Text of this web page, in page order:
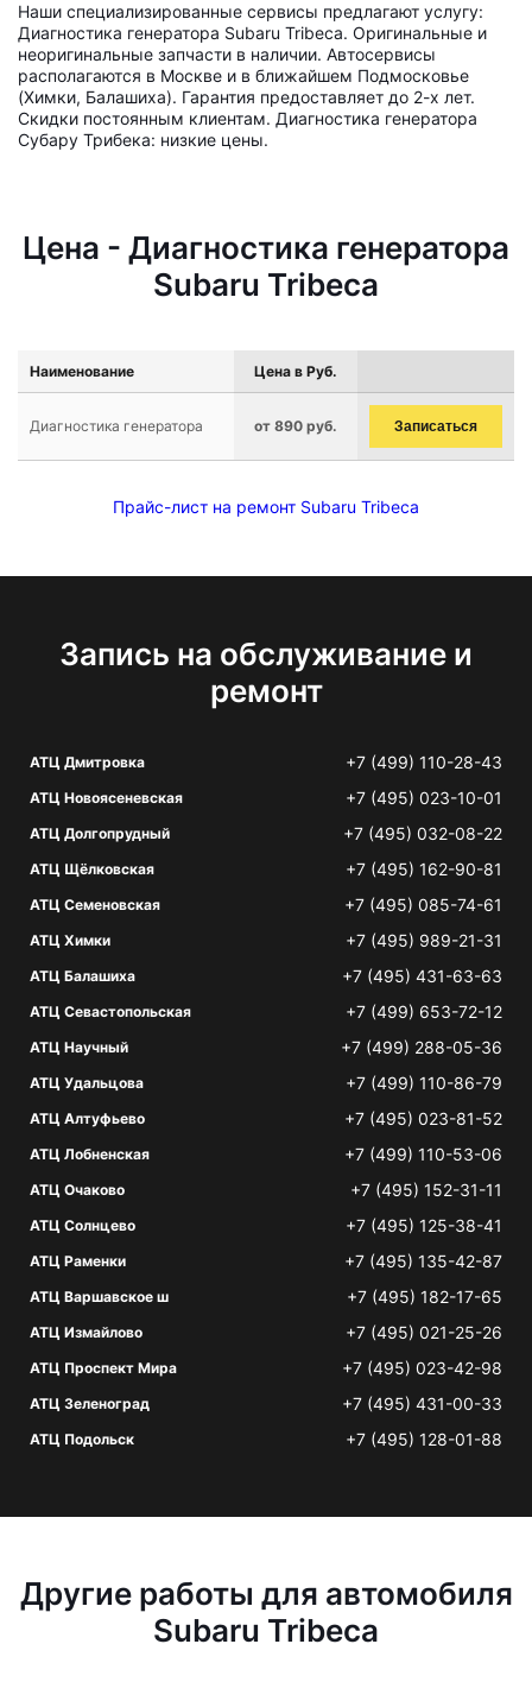
Наши специализированные сервисы предлагают услугу:
Диагностика генератора Subaru Tribeca. Оригинальные и
неоригинальные запчасти в наличии. Автосервисы
располагаются в Москве и в ближайшем Подмосковье
(Химки, Балашиха). Гарантия предоставляет до 2-х лет.
Скидки постоянным клиентам. Диагностика генератора
Субару Трибека: низкие цены.
Цена - Диагностика генератора
Subaru Tribeca
Наименование Цена в Руб.
Диагностика генератора от 890 руб. Записаться
Прайс-лист на ремонт Subaru Tribeca
Запись на обслуживание и
ремонт
АТЦ Дмитровка +7 (499) 110-28-43
АТЦ Новоясеневская +7 (495) 023-10-01
АТЦ Долгопрудный +7 (495) 032-08-22
АТЦ Щёлковская +7 (495) 162-90-81
АТЦ Семеновская +7 (495) 085-74-61
АТЦ Химки +7 (495) 989-21-31
АТЦ Балашиха +7 (495) 431-63-63
АТЦ Севастопольская +7 (499) 653-72-12
АТЦ Научный +7 (499) 288-05-36
АТЦ Удальцова +7 (499) 110-86-79
АТЦ Алтуфьево +7 (495) 023-81-52
АТЦ Лобненская +7 (499) 110-53-06
АТЦ Очаково +7 (495) 152-31-11
АТЦ Солнцево +7 (495) 125-38-41
АТЦ Раменки +7 (495) 135-42-87
АТЦ Варшавское ш +7 (495) 182-17-65
АТЦ Измайлово +7 (495) 021-25-26
АТЦ Проспект Мира +7 (495) 023-42-98
АТЦ Зеленоград +7 (495) 431-00-33
АТЦ Подольск +7 (495) 128-01-88
Другие работы для автомобиля
Subaru Tribeca